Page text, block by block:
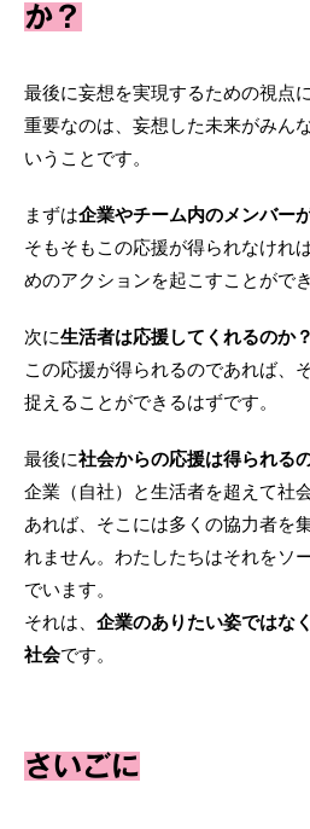
か？
最後に妄想を実現するための視点
重要なのは、妄想した未来がみん
いうことです。
まずは企業やチーム内のメンバー
そもそもこの応援が得られなけれ
めのアクションを起こすことがで
次に生活者は応援してくれるのか？
この応援が得られるのであれば、
捉えることができるはずです。
最後に社会からの応援は得られる
企業（自社）と生活者を超えて社
あれば、そこには多くの協力者を
れません。わたしたちはそれをソ
でいます。
それは、 企業のありたい姿ではな
社会です。
さいごに